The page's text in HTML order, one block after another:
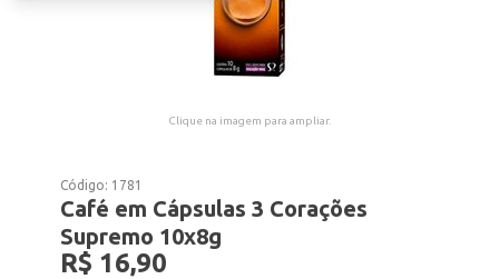
Clique na imagem para ampliar.
Código: 1781
Café em Cápsulas 3 Corações
Supremo 10x8g
R$ 16,90